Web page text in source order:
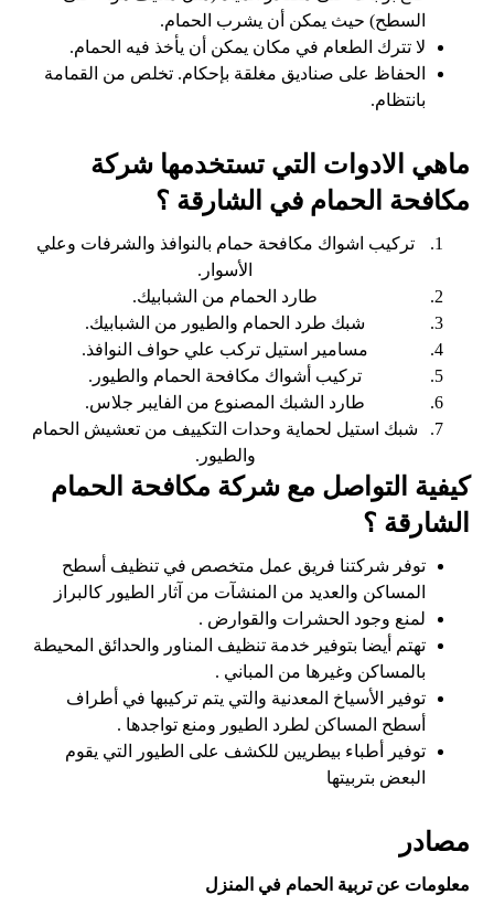
السطح) حيث يمكن أن يشرب الحمام.
لا تترك الطعام في مكان يمكن أن يأخذ فيه الحمام.
الحفاظ على صناديق مغلقة بإحكام. تخلص من القمامة
بانتظام.
ماهي الادوات التي تستخدمها شركة
مكافحة الحمام في الشارقة ؟
تركيب اشواك مكافحة حمام بالنوافذ والشرفات وعلي
الأسوار.
طارد الحمام من الشبابيك.
شبك طرد الحمام والطيور من الشبابيك.
مسامير استيل تركب علي حواف النوافذ.
تركيب أشواك مكافحة الحمام والطيور.
طارد الشبك المصنوع من الفايبر جلاس.
شبك استيل لحماية وحدات التكييف من تعشيش الحمام
والطيور.
كيفية التواصل مع شركة مكافحة الحمام
الشارقة ؟
توفر شركتنا فريق عمل متخصص في تنظيف أسطح
المساكن والعديد من المنشآت من آثار الطيور كالبراز
لمنع وجود الحشرات والقوارض .
تهتم أيضا بتوفير خدمة تنظيف المناور والحدائق المحيطة
بالمساكن وغيرها من المباني .
توفير الأسياخ المعدنية والتي يتم تركيبها في أطراف
أسطح المساكن لطرد الطيور ومنع تواجدها .
توفير أطباء بيطريين للكشف على الطيور التي يقوم
البعض بتربيتها
مصادر
معلومات عن تربية الحمام في المنزل